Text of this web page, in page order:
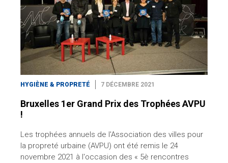
HYGIÈNE & PROPRETÉ 7 DÉCEMBRE 2021
Bruxelles 1er Grand Prix des Trophées AVPU
!
Les trophées annuels de l'Association des villes pour
la propreté urbaine (AVPU) ont été remis le 24
novembre 2021 à l'occasion des « 5è rencontres